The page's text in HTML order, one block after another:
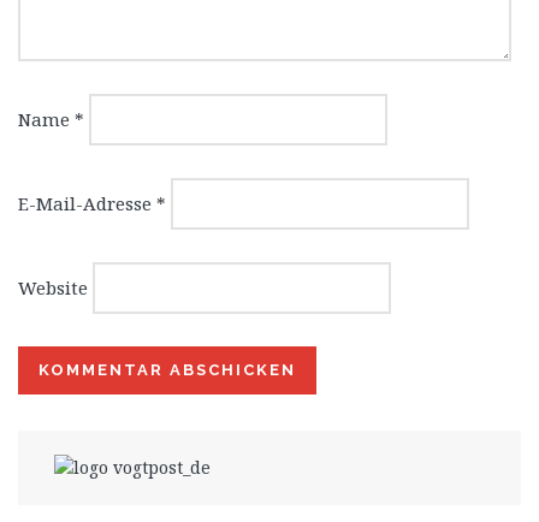
Name *
E-Mail-Adresse *
Website